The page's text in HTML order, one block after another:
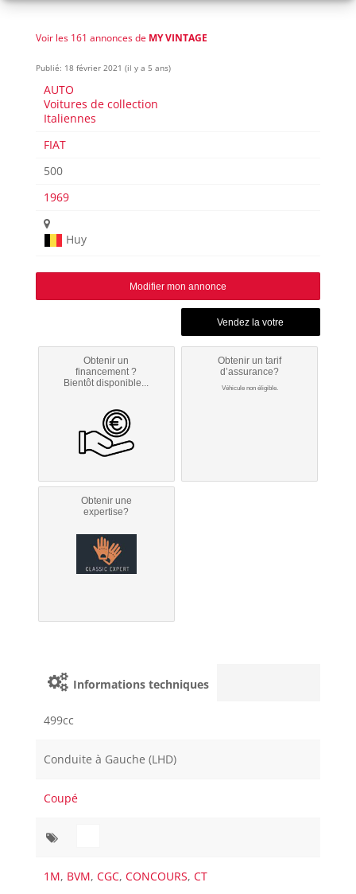
Voir les 161 annonces de MY VINTAGE
Publié: 18 février 2021 (il y a 5 ans)
AUTO
Voitures de collection
Italiennes
FIAT
500
1969
Huy
Modifier mon annonce
Obtenir un
financement ?
Bientôt disponible...
Obtenir un tarif
d’assurance?
Véhicule non éligible.
Obtenir une
expertise?
Informations techniques
499cc
Conduite à Gauche (LHD)
Coupé
1M, BVM,CGC,CONCOURS,CT